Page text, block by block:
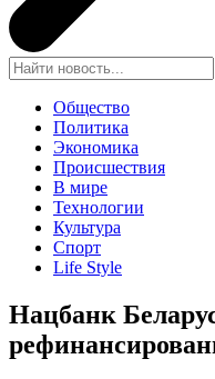
Общество
Политика
Экономика
Происшествия
В мире
Технологии
Культура
Спорт
Life Style
Нацбанк